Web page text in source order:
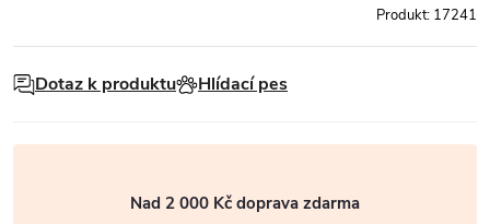
Produkt: 17241
Dotaz k produktu Hlídací pes
Nad 2 000 Kč doprava zdarma